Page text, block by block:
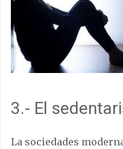
3.- El
La sociedades